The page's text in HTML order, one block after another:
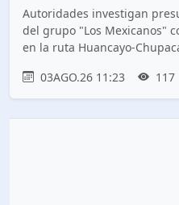
Autoridades investigan
del grupo "Los Mexicanos"
en la ruta Huancayo-
03AGO.26 11:23
117